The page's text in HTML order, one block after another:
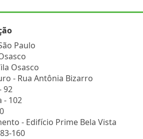
Paulo
Osasco
- Rua Antônia Bizarro
92
- 102
- Edifício Prime Bela Vista
160